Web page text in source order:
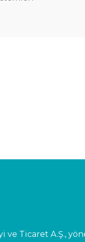
ve Ticaret A.Ş.,